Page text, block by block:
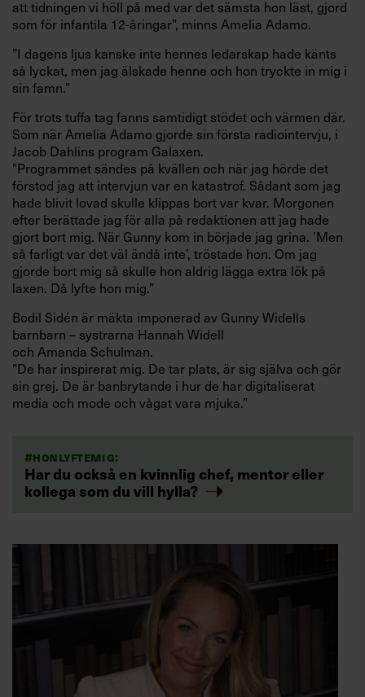
att tidningen vi höll på med var det sämsta hon läst, gjord
som för infantila 12-åringar”, minns Amelia Adamo.
”I dagens ljus kanske inte hennes ledarskap hade känts
så lyckat, men jag älskade henne och hon tryckte in mig i
sin famn.”
För trots tuffa tag fanns samtidigt stödet och värmen där.
Som när Amelia Adamo gjorde sin första radiointervju, i
Jacob Dahlins program Galaxen.
”Programmet sändes på kvällen och när jag hörde det
förstod jag att intervjun var en katastrof. Sådant som jag
hade blivit lovad skulle klippas bort var kvar. Morgonen
efter berättade jag för alla på redaktionen att jag hade
gjort bort mig. När Gunny kom in började jag grina. ’Men
så farligt var det väl ändå inte’, tröstade hon. Om jag
gjorde bort mig så skulle hon aldrig lägga extra lök på
laxen. Då lyfte hon mig.”
Bodil Sidén är mäkta imponerad av Gunny Widells
barnbarn – systrarna Hannah Widell
och Amanda Schulman.
”De har inspirerat mig. De tar plats, är sig själva och gör
sin grej. De är banbrytande i hur de har digitaliserat
media och mode och vågat vara mjuka.”
#honlyftemig:
Har du också en kvinnlig chef, mentor eller
kollega som du vill hylla?